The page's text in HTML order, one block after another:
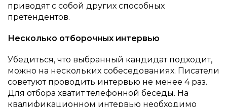
приводят с собой других способных
претендентов.
Несколько отборочных интервью
Убедиться, что выбранный кандидат подходит,
можно на нескольких собеседованиях. Писатели
советуют проводить интервью не менее 4 раз.
Для отбора хватит телефонной беседы. На
квалификационном интервью необходимо